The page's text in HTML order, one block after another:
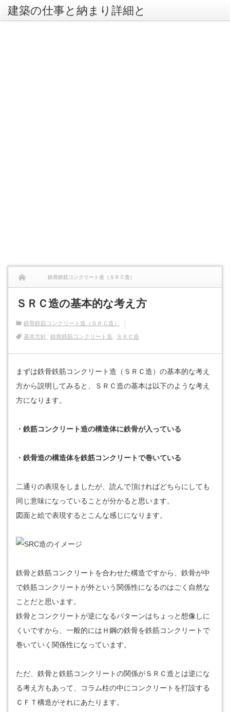
建築の仕事と納まり詳細と
鉄骨鉄筋コンクリート造（ＳＲＣ造）
ＳＲＣ造の基本的な考え方
ＳＲＣ造の基本的な考え方
鉄骨鉄筋コンクリート造（ＳＲＣ造）
基本方針 鉄骨鉄筋コンクリート造 ＳＲＣ造
まずは鉄骨鉄筋コンクリート造（ＳＲＣ造）の基本的な考え
方から説明してみると、ＳＲＣ造の基本は以下のような考え
方になります。
・鉄筋コンクリート造の構造体に鉄骨が入っている
・鉄骨造の構造体を鉄筋コンクリートで巻いている
二通りの表現をしましたが、読んで頂ければどちらにしても
同じ意味になっていることが分かると思います。
図面と絵で表現するとこんな感じになります。
鉄骨と鉄筋コンクリートを合わせた構造ですから、鉄骨が中
で鉄筋コンクリートが外という関係性になるのはごく自然な
ことだと思います。
鉄骨とコンクリートが逆になるパターンはちょっと想像しに
くいですから、一般的にはＨ鋼の鉄骨を鉄筋コンクリートで
巻いていく関係性になっています。
ただ、鉄骨と鉄筋コンクリートの関係がＳＲＣ造とは逆にな
る考え方もあって、コラム柱の中にコンクリートを打設する
ＣＦＴ構造がそれにあたります。